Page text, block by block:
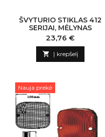
ŠVYTURIO STIKLAS 412
SERIJAI, MĖLYNAS
Kaina
23,76 €
 Į krepšelį
Nauja prekė